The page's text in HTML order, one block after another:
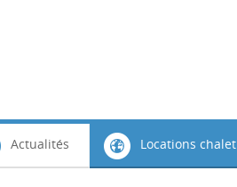
Actualités Locations chalet